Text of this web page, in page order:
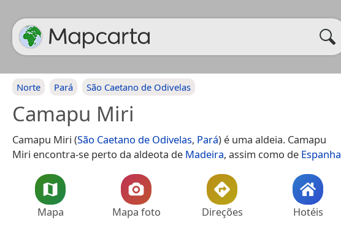
Norte Pará São Caetano de Odivelas
Camapu Miri
Camapu Miri (São Caetano de Odivelas, Pará) é uma aldeia. Camapu
Miri encontra-se perto da aldeota de Madeira, assim como de Espanha
Mapa Mapa foto Direções Hotéis